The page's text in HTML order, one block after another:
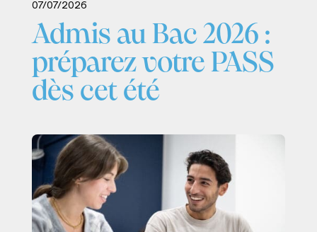
07/07/2026
Admis au Bac 2026 :
préparez votre PASS
dès cet été